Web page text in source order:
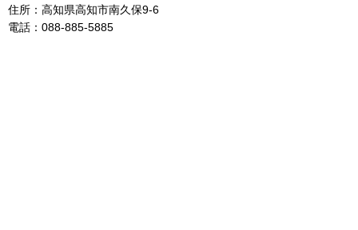
住所：高知県高知市南久保9-6
電話：088-885-5885